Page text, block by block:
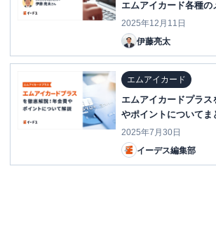
エムアイカード各種の
徹底解説
2025年12月11日
伊藤亮太
エムアイカード
エムアイカードプラ
やポイントについてま
2025年7月30日
イーデス編集部